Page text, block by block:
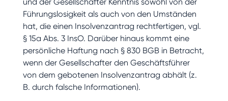
Führungslosigkeit als auch von den Umständen
hat, die einen Insolvenzantrag rechtfertigen, vgl.
§ 15a Abs. 3 InsO. Darüber hinaus kommt eine
persönliche Haftung nach § 830 BGB in Betracht,
wenn der Gesellschafter den Geschäftsführer
von dem gebotenen Insolvenzantrag abhält (z.
B. durch falsche Informationen).